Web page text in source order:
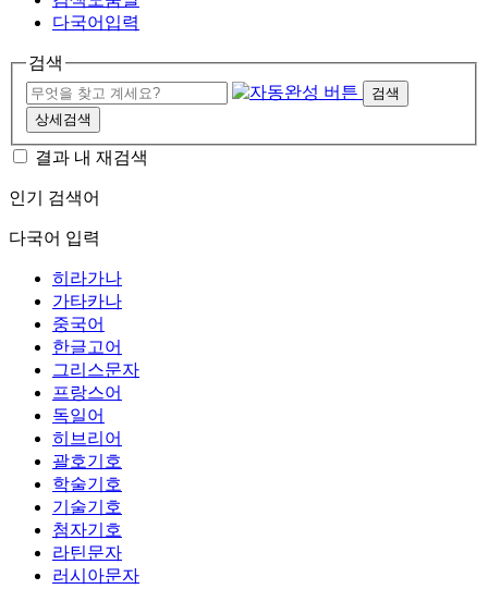
다국어입력
검색
검색
상세검색
결과 내 재검색
인기 검색어
다국어 입력
히라가나
가타카나
중국어
한글고어
그리스문자
프랑스어
독일어
히브리어
괄호기호
학술기호
기술기호
첨자기호
라틴문자
러시아문자